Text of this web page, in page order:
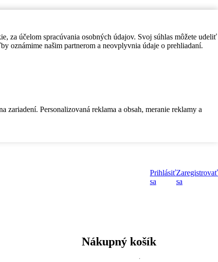
za účelom spracúvania osobných údajov. Svoj súhlas môžete udeliť
oznámime našim partnerom a neovplyvnia údaje o prehliadaní.
Personalizovaná reklama a obsah, meranie reklamy a
Prihlásiť
sa
Zaregistrovať
sa
Nákupný košík